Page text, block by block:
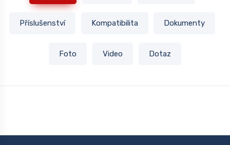
Příslušenství Kompatibilita Dokumenty
Foto Video Dotaz